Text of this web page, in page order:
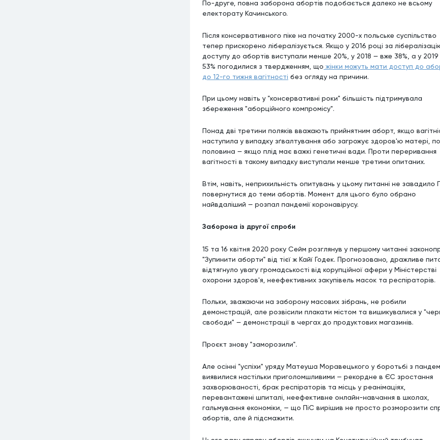
По-друге, повна заборона абортів подобається далеко не всьому
електорату Качинського.
Після консервативного піке на початку 2000-х польське суспільство
тепер прискорено лібералізується. Якщо у 2016 році за
доступу до абортів виступали менше 20%, у 2018 — вже 38%, а у
53% погодилися з твердженням, що жінки можуть мати доступ до
до 12-го тижня вагітності без огляду на причини.
При цьому навіть у "консервативні роки" більшість підтримувала
збереження "аборційного компромісу".
Понад дві третини поляків вважають прийнятним аборт, якщо
наступила у випадку зґвалтування або загрожує здоров'ю матері,
половина — якщо плід має важкі генетичні вади. Проти переривання
вагітності в такому випадку виступали менше третини опитаних.
Втім, навіть, неприхильність опитувань у цьому питанні не завадило
повернутися до теми абортів. Момент для цього було обрано
найвдаліший — розпал пандемії коронавірусу.
Заборона із другої спроби
15 та 16 квітня 2020 року Сейм розглянув у першому читанні
"Зупинити аборти" від тієї ж Кайї Годек. Прогнозовано, дражливе
відтягнуло увагу громадськості від корупційної афери у Міністерстві
охорони здоров'я, неефективних закупівель масок та респіраторів.
Польки, зважаючи на заборону масових зібрань, не робили
демонстрацій, але розвісили плакати містом та вишикувалися у
свободи" — демонстрації в чергах до продуктових магазинів.
Проєкт знову "заморозили".
Але осінні "успіхи" уряду Матеуша Моравецького у боротьбі з
виявилися настільки приголомшливими — рекордне в ЄС зростання
захворюваності, брак респіраторів та місць у реанімаціях,
перевантажені шпиталі, неефективне онлайн-навчання в школах,
гальмування економіки, — що ПіС вирішив не просто розморозити
абортів, але й підсмажити.